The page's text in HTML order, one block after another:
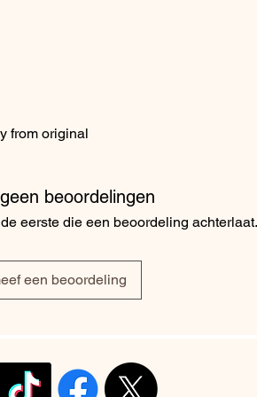
from original
beoordelingen
eerste die een beoordeling achterlaat.
een beoordeling